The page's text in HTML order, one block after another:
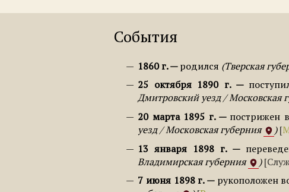
События
1860 г. родился Тверская
25 октября 1890 г.
Дмитровский уезд / Московская
20 марта 1895 г.
пострижен
уезд / Московская губерния
13 января 1898 г.
Владимирская губерния
7 июня 1898 г.
рукоположен